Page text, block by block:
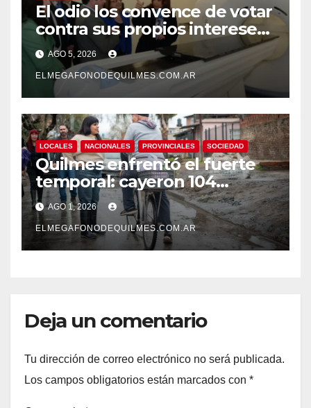
El odio los convence de votar
contra sus propios intereses.
Una Sociedad atrapada en la
grieta
AGO 5, 2026
ELMEGAFONODEQUILMES.COM.AR
LOCALES NACIONALES PROVINCIALES SOCIEDAD
Quilmes enfrentó el fuerte
temporal: cayeron 104
milímetros de lluvia en 24
horas.
AGO 1, 2026
ELMEGAFONODEQUILMES.COM.AR
Deja un comentario
Tu dirección de correo electrónico no será publicada.
Los campos obligatorios están marcados con *